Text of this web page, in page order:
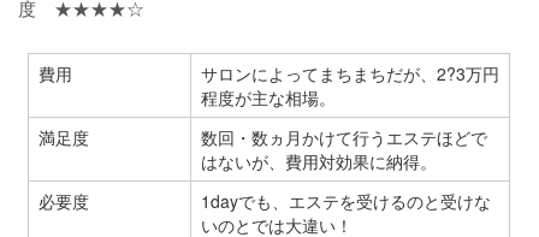
度 ★★★★☆
費用
サロンによってまちまちだが、2?3万円
程度が主な相場。
満足度
数回・数ヵ月かけて行うエステほどで
はないが、費用対効果に納得。
必要度
1dayでも、エステを受けるのと受けな
いのとでは大違い！